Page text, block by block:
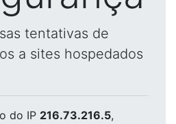
tentativas de
a sites hospedados
do IP 216.73.216.5,